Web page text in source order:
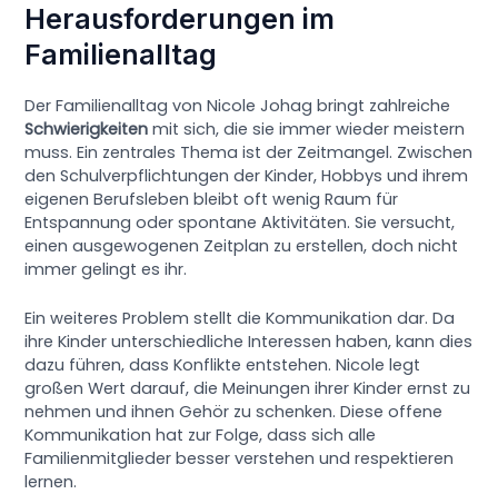
Herausforderungen im
Familienalltag
Der Familienalltag von Nicole Johag bringt zahlreiche
Schwierigkeiten mit sich, die sie immer wieder meistern
muss. Ein zentrales Thema ist der Zeitmangel. Zwischen
den Schulverpflichtungen der Kinder, Hobbys und ihrem
eigenen Berufsleben bleibt oft wenig Raum für
Entspannung oder spontane Aktivitäten. Sie versucht,
einen ausgewogenen Zeitplan zu erstellen, doch nicht
immer gelingt es ihr.
Ein weiteres Problem stellt die Kommunikation dar. Da
ihre Kinder unterschiedliche Interessen haben, kann dies
dazu führen, dass Konflikte entstehen. Nicole legt
großen Wert darauf, die Meinungen ihrer Kinder ernst zu
nehmen und ihnen Gehör zu schenken. Diese offene
Kommunikation hat zur Folge, dass sich alle
Familienmitglieder besser verstehen und respektieren
lernen.